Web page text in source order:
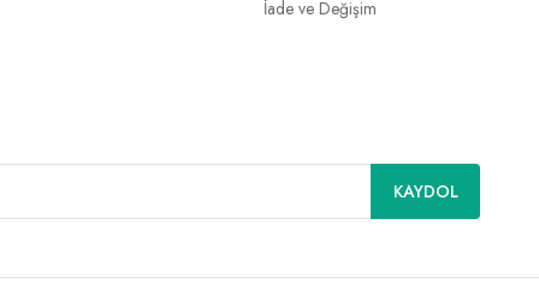
İade ve Değişim
KAYDOL